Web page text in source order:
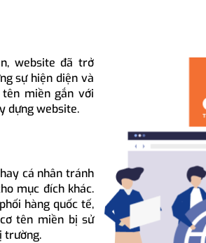
website đã trở
sự hiện diện và
miền gắn với
dựng website.
cá nhân tránh
mục đích khác.
hàng quốc tế,
tên miền bị sử
trường.